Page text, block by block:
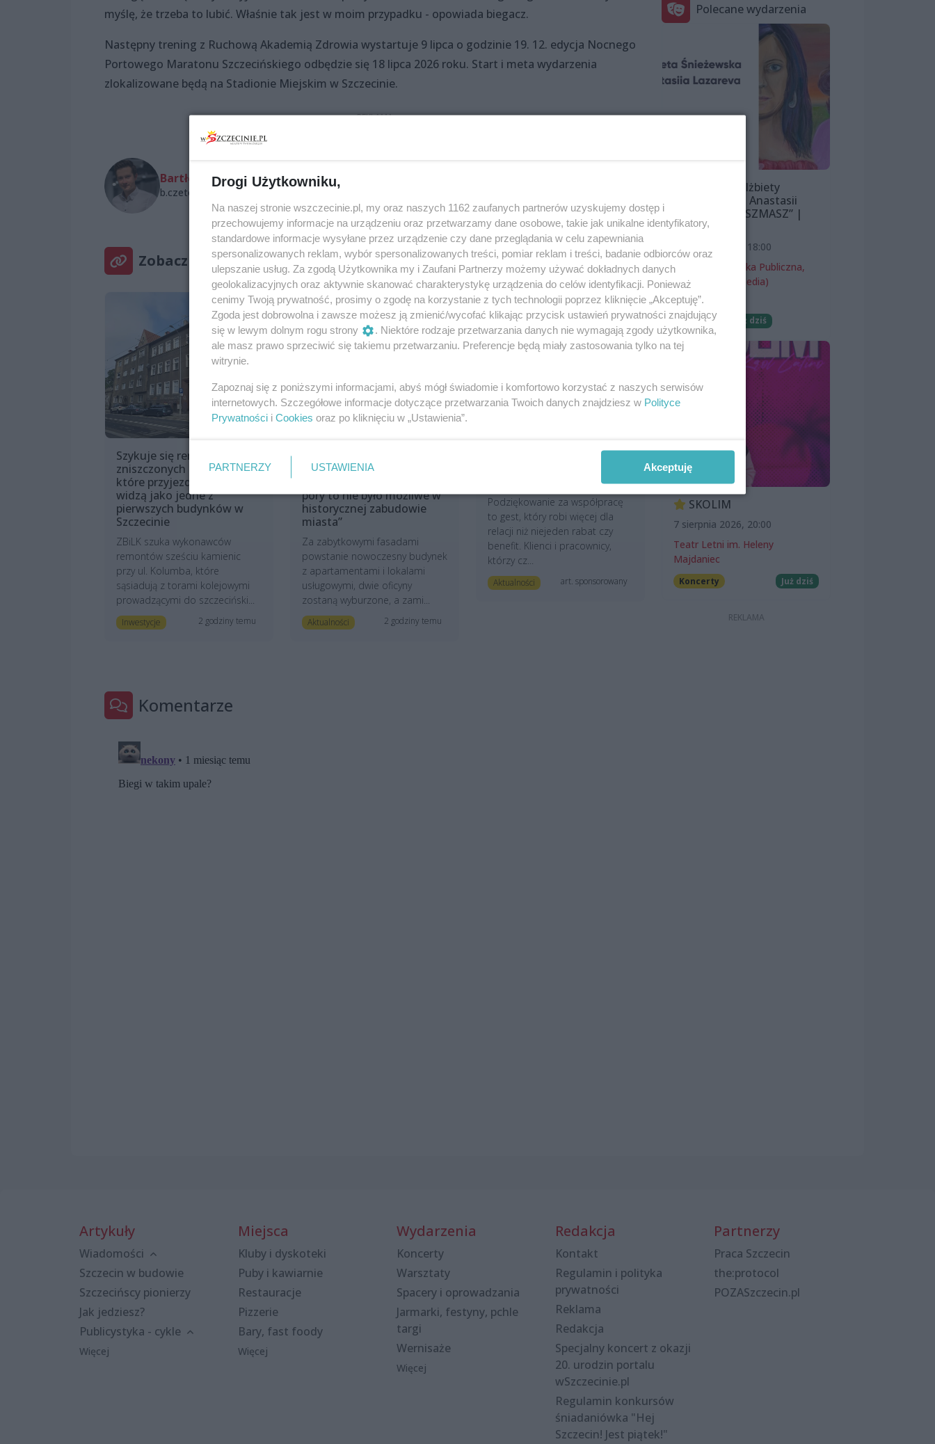
myślę, że trzeba to lubić. Właśnie tak jest w moim przypadku - opowiada biegacz.
Następny trening z Ruchową Akademią Zdrowia wystartuje 9 lipca o godzinie 19. 12. edycja Nocnego
Portowego Maratonu Szczecińskiego odbędzie się 18 lipca 2026 roku. Start i meta wydarzenia
zlokalizowane będą na Stadionie Miejskim w Szczecinie.
Bartłomiej Czetowicz
b.czetowicz@wszczecinie.pl
Zobacz też
Szykuje się remont
zniszczonych kamienic,
które przyjezdni często
widzą jako jedne z
pierwszych budynków w
Szczecinie
ZBiLK szuka wykonawców
remontów sześciu kamienic
przy ul. Kolumba, które
sąsiadują z torami kolejowymi
prowadzącymi do szczeciński...
Inwestycje 2 godziny temu
zabytkowe kamienice w
pory to nie było możliwe w
historycznej zabudowie
miasta”
Za zabytkowymi fasadami
powstanie nowoczesny budynek
z apartamentami i lokalami
usługowymi, dwie oficyny
zostaną wyburzone, a zami...
Aktualności 2 godziny temu
Jak podziękować klientom i
Podziękowanie za współpracę
to gest, który robi więcej dla
relacji niż niejeden rabat czy
benefit. Klienci i pracownicy,
którzy cz...
Aktualności art. sponsorowany
Komentarze
Polecane wydarzenia
Wystawa Elżbiety
Śnieżewskiej i Anastasii
Lazarevej „MISZMASZ” |
wernisaż
7 sierpnia 2026, 18:00
Miejska Biblioteka Publiczna,
filia nr 54 (ProMedia)
Wernisaże
Darmowe
Już dziś
SKOLIM
7 sierpnia 2026, 20:00
Teatr Letni im. Heleny
Majdaniec
Koncerty Już dziś
Artykuły
Wiadomości
Szczecin w budowie
Szczecińscy pionierzy
Jak jedziesz?
Publicystyka - cykle
Więcej
Miejsca
Kluby i dyskoteki
Puby i kawiarnie
Restauracje
Pizzerie
Bary, fast foody
Więcej
Wydarzenia
Koncerty
Warsztaty
Spacery i oprowadzania
Jarmarki, festyny, pchle
targi
Wernisaże
Więcej
Redakcja
Kontakt
Regulamin i polityka
prywatności
Reklama
Redakcja
Specjalny koncert z okazji
20. urodzin portalu
wSzczecinie.pl
Regulamin konkursów
śniadaniówka "Hej
Szczecin! Jest piątek!"
Partnerzy
Praca Szczecin
the:protocol
POZASzczecin.pl
Drogi Użytkowniku,
Na naszej stronie wszczecinie.pl, my oraz naszych 1162 zaufanych partnerów uzyskujemy dostęp i
przechowujemy informacje na urządzeniu oraz przetwarzamy dane osobowe, takie jak unikalne identyfikatory,
standardowe informacje wysyłane przez urządzenie czy dane przeglądania w celu zapewniania
spersonalizowanych reklam, wybór spersonalizowanych treści, pomiar reklam i treści, badanie odbiorców oraz
ulepszanie usług. Za zgodą Użytkownika my i Zaufani Partnerzy możemy używać dokładnych danych
geolokalizacyjnych oraz aktywnie skanować charakterystykę urządzenia do celów identyfikacji. Ponieważ
cenimy Twoją prywatność, prosimy o zgodę na korzystanie z tych technologii poprzez kliknięcie „Akceptuję”.
Zgoda jest dobrowolna i zawsze możesz ją zmienić/wycofać klikając przycisk ustawień prywatności znajdujący
się w lewym dolnym rogu strony
. Niektóre rodzaje przetwarzania danych nie wymagają zgody użytkownika,
ale masz prawo sprzeciwić się takiemu przetwarzaniu. Preferencje będą miały zastosowania tylko na tej
witrynie.
Zapoznaj się z poniższymi informacjami, abyś mógł świadomie i komfortowo korzystać z naszych serwisów
internetowych. Szczegółowe informacje dotyczące przetwarzania Twoich danych znajdziesz w Polityce
Prywatności i Cookies oraz po kliknięciu w „Ustawienia”.
PARTNERZY USTAWIENIA Akceptuję